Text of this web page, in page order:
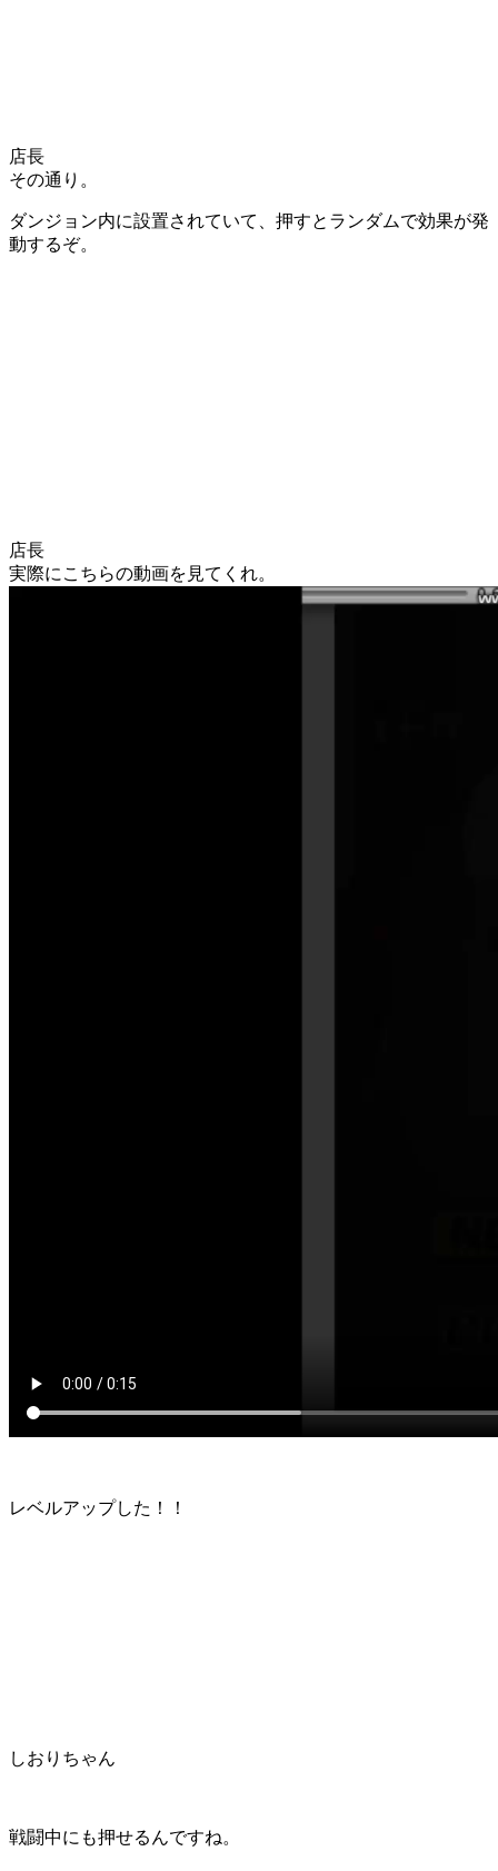
店長
その通り。
ダンジョン内に設置されていて、押すとランダムで効果が発
動するぞ。
店長
実際にこちらの動画を見てくれ。
レベルアップした！！
しおりちゃん
戦闘中にも押せるんですね。